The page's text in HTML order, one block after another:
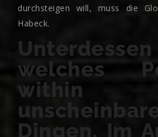
durchsteigen will, muss die
Habeck.
welches
within
Dingen. Im